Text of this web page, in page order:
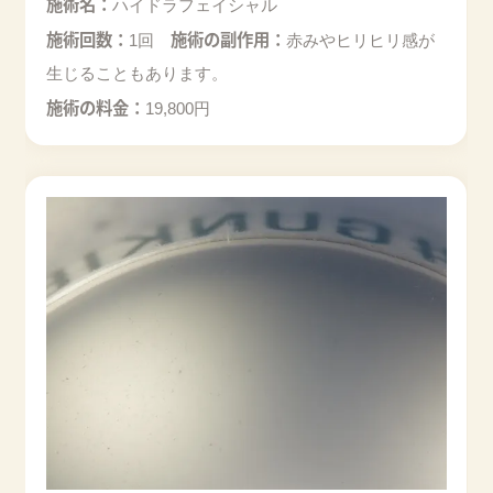
ハイドラフェイシャル
施術回数：1回施術の副作用：赤みやヒリヒリ感が
生じることもあります。
施術の料金：19,800円